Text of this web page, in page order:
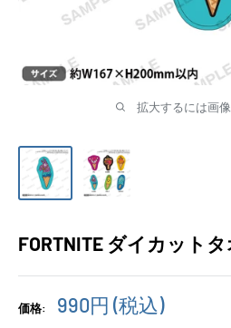
拡大するには画
FORTNITE ダイカット
価格:
販
990円 (税込)